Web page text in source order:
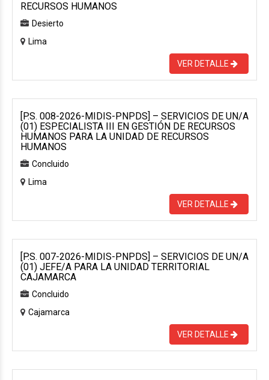
RECURSOS HUMANOS
Desierto
Lima
VER DETALLE
[P.S. 008-2026-MIDIS-PNPDS] – SERVICIOS DE UN/A
(01) ESPECIALISTA III EN GESTIÓN DE RECURSOS
HUMANOS PARA LA UNIDAD DE RECURSOS
HUMANOS
Concluido
Lima
VER DETALLE
[P.S. 007-2026-MIDIS-PNPDS] – SERVICIOS DE UN/A
(01) JEFE/A PARA LA UNIDAD TERRITORIAL
CAJAMARCA
Concluido
Cajamarca
VER DETALLE